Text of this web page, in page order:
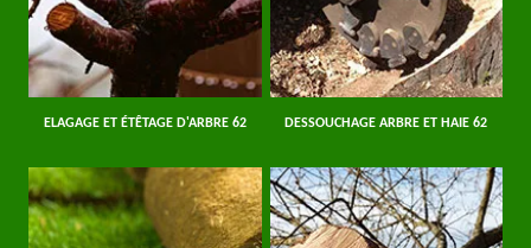
ELAGAGE ET ÉTÊTAGE D'ARBRE 62 DESSOUCHAGE ARBRE ET HAIE 62